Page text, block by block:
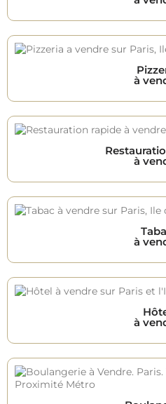
à
à
à
à